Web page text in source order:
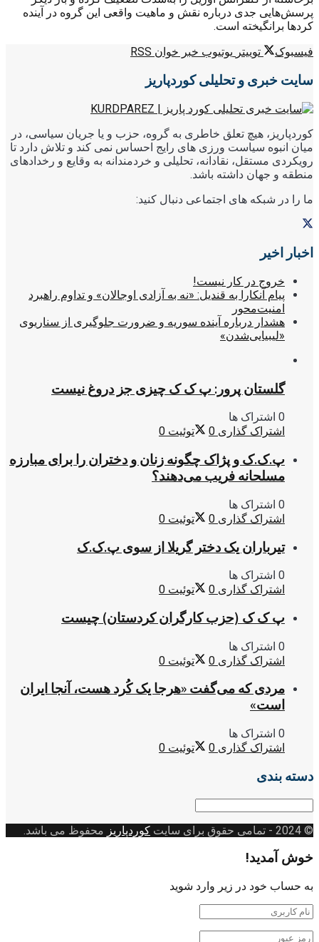
پرسش‌هایی جدی درباره نقش و ماهیت واقعی این گروه در آینده
کردها برانگیخته است.
فیسبوک
توییتر یوتیوب خبر خوان RSS
سایت خبری و تحلیلی کوردپاریز
کوردپاریز، هیچ تعلق خاطری به گروه، حزب و یا جریان سیاسی، در
میان انبوه سیاست ورزی های رایج احساس نمی کند و تلاش دارد تا
رویکردی مستقل، نقادانه، تحلیلی و خردمندانه به وقایع و رخدادهای
منطقه و جهان داشته باشد.
ما را در شبکه های اجتماعی دنبال کنید:
اخبار اخیر
خروج در کار نیست!
پیام آنکارا به قندیل: «نه به آزادی اوجالان» و تداوم راهبرد
امنیت‌محور
هشدار درباره آینده سوریه و ضرورت جلوگیری از سناریوی
«لیبیایی‌شدن»
گلستان پرور: پ ک ک چیزی جز دروغ نیست
0 اشتراک ها
اشتراک گذاری 0 توئیت 0
پ.ک.ک و پژاک چگونه زنان و دختران را برای مبارزه
مسلحانه فریب می‌دهند؟
0 اشتراک ها
اشتراک گذاری 0 توئیت 0
تیرباران یک دختر گریلا از سوی پ.ک.ک
0 اشتراک ها
اشتراک گذاری 0 توئیت 0
پ ک ک (حزب کارگران کردستان) چیست
0 اشتراک ها
اشتراک گذاری 0 توئیت 0
مردی که می‌گفت «هرجا یک کُرد هست، آنجا ایران
است»
0 اشتراک ها
اشتراک گذاری 0 توئیت 0
دسته بندی
دسته
© 2024
- تمامی حقوق برای سایت کوردپاریز محفوظ می باشد.
خوش آمدید!
به حساب خود در زیر وارد شوید